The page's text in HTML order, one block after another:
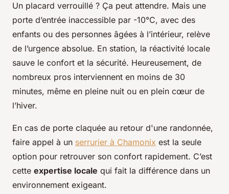
Un placard verrouillé ? Ça peut attendre. Mais une
porte d’entrée inaccessible par -10°C, avec des
enfants ou des personnes âgées à l’intérieur, relève
de l’urgence absolue. En station, la réactivité locale
sauve le confort et la sécurité. Heureusement, de
nombreux pros interviennent en moins de 30
minutes, même en pleine nuit ou en plein cœur de
l’hiver.
En cas de porte claquée au retour d'une randonnée,
faire appel à un serrurier à Chamonix est la seule
option pour retrouver son confort rapidement. C’est
cette expertise locale qui fait la différence dans un
environnement exigeant.